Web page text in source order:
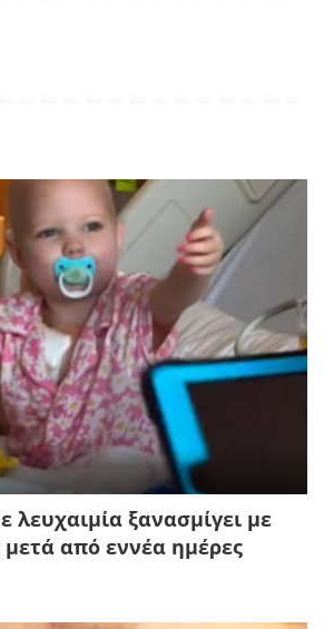
λευχαιμία ξανασμίγει με
από εννέα ημέρες